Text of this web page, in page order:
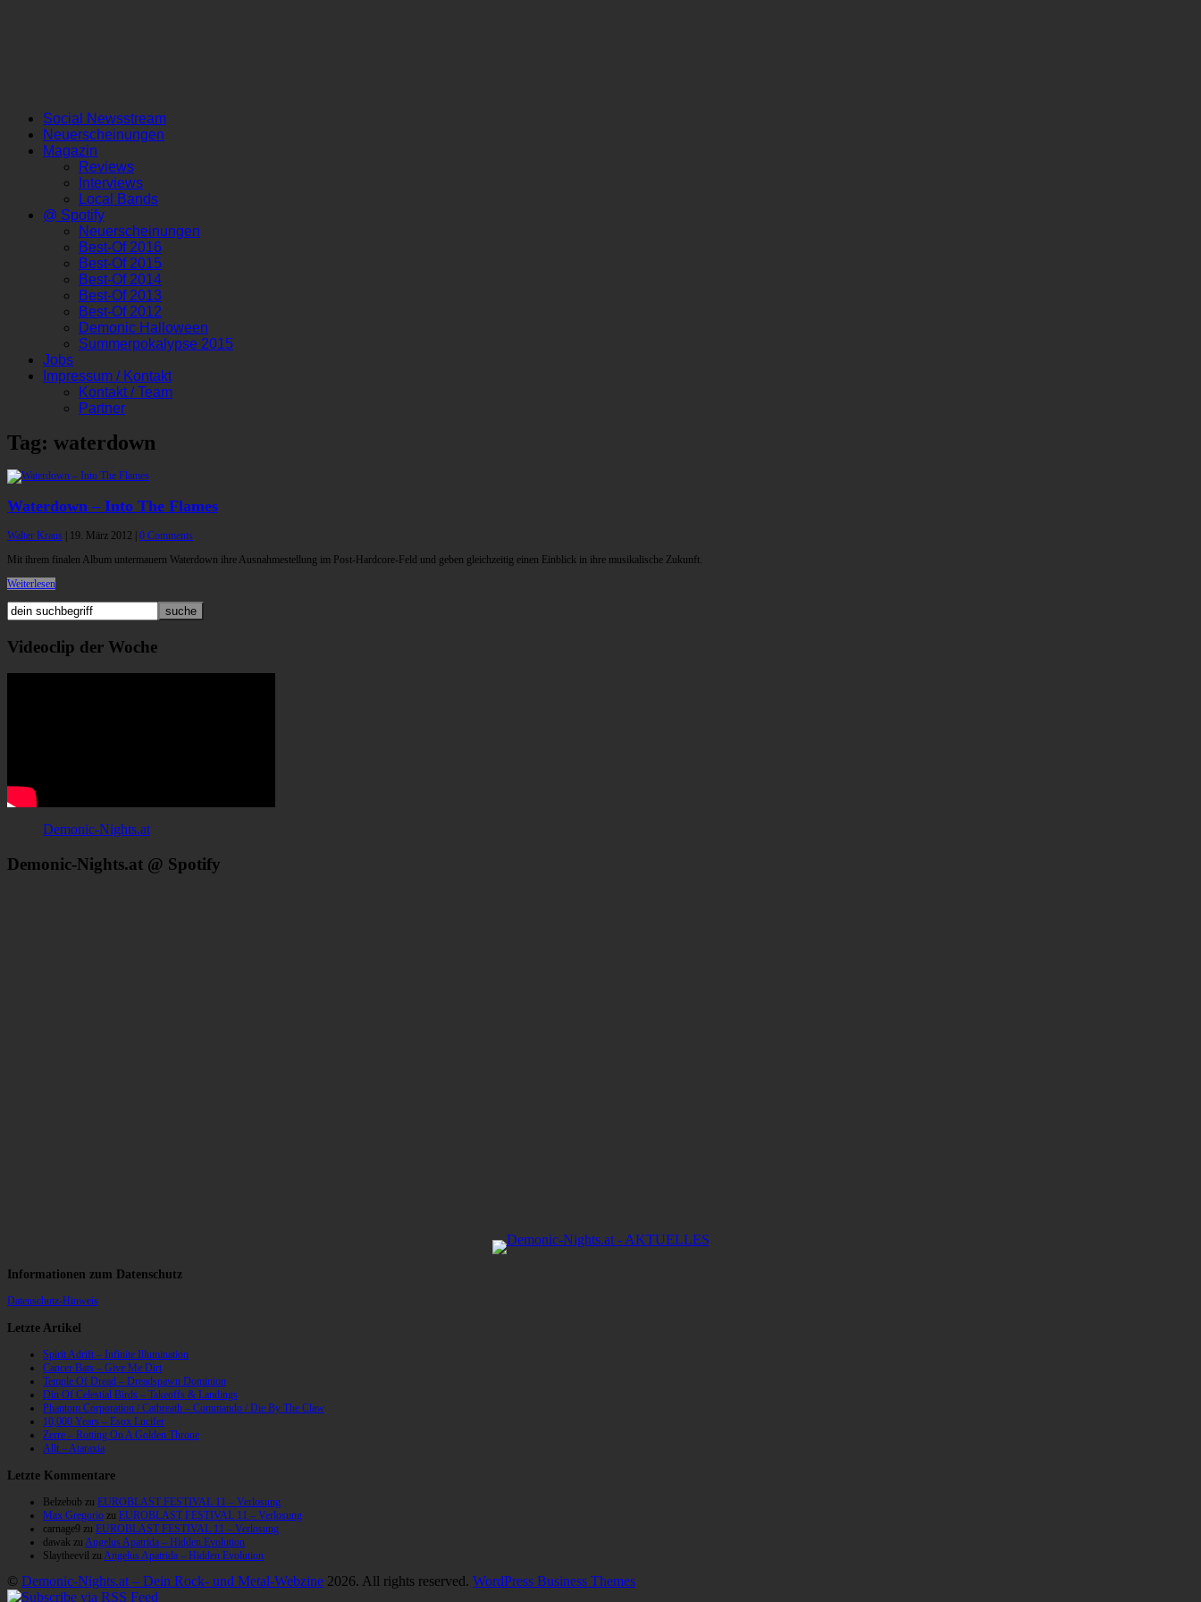
Social Newsstream
Neuerscheinungen
Magazin
Reviews
Interviews
Local Bands
@ Spotify
Neuerscheinungen
Best-Of 2016
Best-Of 2015
Best-Of 2014
Best-Of 2013
Best-Of 2012
Demonic Halloween
Summerpokalypse 2015
Jobs
Impressum / Kontakt
Kontakt / Team
Partner
Tag: waterdown
Waterdown – Into The Flames
Walter Kraus 19. März 2012
0 Comments
Mit ihrem finalen Album untermauern Waterdown ihre Ausnahmestellung im Post-Hardcore-Feld und geben gleichzeitig einen Einblick in ihre musikalische Zukunft.
Weiterlesen
Videoclip der Woche
Demonic-Nights.at
Demonic-Nights.at @ Spotify
Informationen zum Datenschutz
Datenschutz-Hinweis
Letzte Artikel
Spirit Adrift – Infinite Illumination
Cancer Bats – Give Me Dirt
Temple Of Dread – Dreadspawn Dominion
Din Of Celestial Birds – Takeoffs & Landings
Phantom Corporation / Catbreath – Commando / Die By The Claw
10,000 Years – Esox Lucifer
Zerre – Rotting On A Golden Throne
Allt – Ataraxia
Letzte Kommentare
Belzebub zu EUROBLAST FESTIVAL 11 – Verlosung
Max Gregorio zu EUROBLAST FESTIVAL 11 – Verlosung
carnage9 zu EUROBLAST FESTIVAL 11 – Verlosung
dawak zu Angelus Apatrida – Hidden Evolution
Slaytheevil zu Angelus Apatrida – Hidden Evolution
© Demonic-Nights.at – Dein Rock- und Metal-Webzine 2026. All rights reserved. WordPress Business Themes